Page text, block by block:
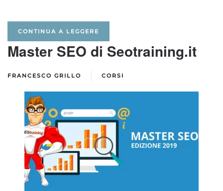
CONTINUA A LEGGERE
Master SEO di Seotraining.it
FRANCESCO GRILLO CORSI